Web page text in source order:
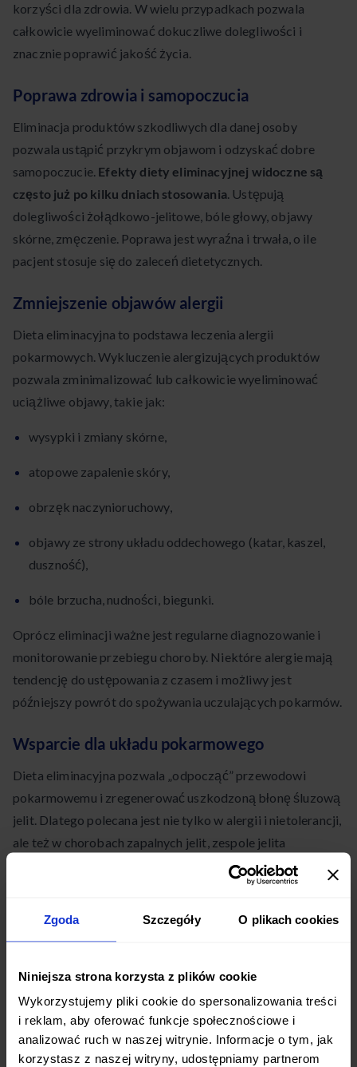
Zgoda Szczegóły O plikach cookies
Niniejsza strona korzysta z plików cookie
Wykorzystujemy pliki cookie do spersonalizowania treści
i reklam, aby oferować funkcje społecznościowe i
analizować ruch w naszej witrynie. Informacje o tym, jak
korzystasz z naszej witryny, udostępniamy partnerom
korzyści dla zdrowia. W wielu przypadkach pozwala
całkowicie wyeliminować dokuczliwe dolegliwości i
znacznie poprawić jakość życia.
Poprawa zdrowia i samopoczucia
Eliminacja produktów szkodliwych dla danej osoby
pozwala ustąpić przykrym objawom i odzyskać dobre
samopoczucie. Efekty diety eliminacyjnej widoczne są
często już po kilku dniach stosowania. Ustępują
dolegliwości żołądkowo-jelitowe, bóle głowy, objawy
skórne, zmęczenie. Poprawa jest wyraźna i trwała, o ile
pacjent stosuje się do zaleceń dietetycznych.
Zmniejszenie objawów alergii
Dieta eliminacyjna to podstawa leczenia alergii
pokarmowych. Wykluczenie alergizujących produktów
pozwala zminimalizować lub całkowicie wyeliminować
uciążliwe objawy, takie jak:
wysypki i zmiany skórne,
atopowe zapalenie skóry,
obrzęk naczynioruchowy,
objawy ze strony układu oddechowego (katar, kaszel,
duszność),
bóle brzucha, nudności, biegunki.
Oprócz eliminacji ważne jest regularne diagnozowanie i
monitorowanie przebiegu choroby. Niektóre alergie mają
tendencję do ustępowania z czasem i możliwy jest
późniejszy powrót do spożywania uczulających pokarmów.
Wsparcie dla układu pokarmowego
Dieta eliminacyjna pozwala „odpocząć” przewodowi
pokarmowemu i zregenerować uszkodzoną błonę śluzową
jelit. Dlatego polecana jest nie tylko w alergii i nietolerancji,
ale też w chorobach zapalnych jelit, zespole jelita
probiotykoterapię
, czyli suplementację szczepami
dobrych bakterii. Odpowiednio dobrane probiotyki
Przykładowy jadłospis diety